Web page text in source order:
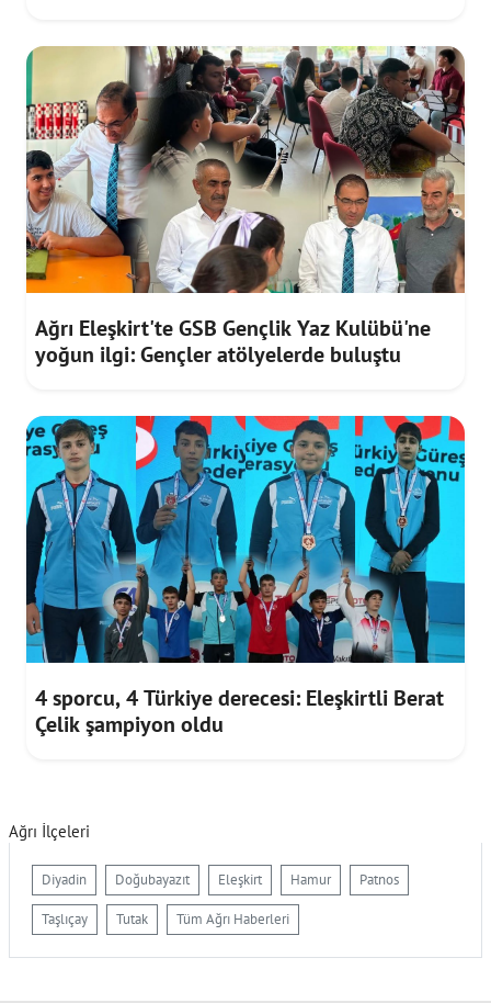
Ağrı Eleşkirt'te GSB Gençlik Yaz Kulübü'ne
yoğun ilgi: Gençler atölyelerde buluştu
4 sporcu, 4 Türkiye derecesi: Eleşkirtli Berat
Çelik şampiyon oldu
Ağrı İlçeleri
Diyadin Doğubayazıt Eleşkirt Hamur Patnos
Taşlıçay Tutak Tüm Ağrı Haberleri